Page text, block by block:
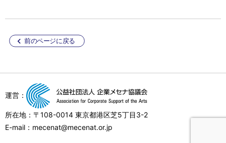
前のページに戻る
運営：
所在地：〒108-0014 東京都港区芝5丁目3-2
E-mail：mecenat@mecenat.or.jp